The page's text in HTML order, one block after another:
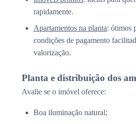
rapidamente.
Apartamentos na planta: ótimos
condições de pagamento
valorização.
Planta e distribuição dos
Avalie se o imóvel oferece:
Boa iluminação natural;